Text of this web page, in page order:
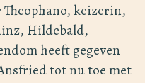
keizerin,
Hildebald,
heeft gegeven
tot nu toe met